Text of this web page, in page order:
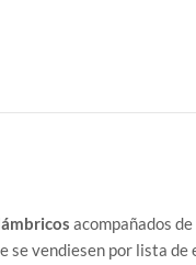
acompañados
se vendiesen por lista de